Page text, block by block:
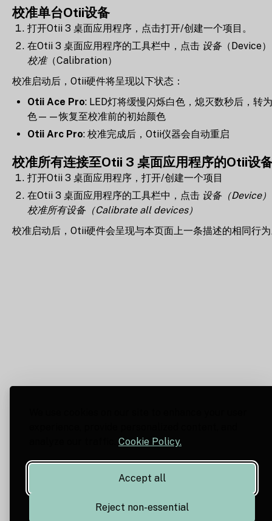
Cookie Policy.
Accept all
Reject non-essential
校准单台Otii设备
打开Otii 3 桌面应用程序，点击打开/创建一个项目。
在Otii 3 桌面应用程序的工具栏中，点击 设备（Device
校准（Calibration）
校准启动后，Otii硬件将呈现以下状态：
Otii Ace Pro: LED灯将缓慢闪烁白色，熄灭数秒后，转
色——恢复至校准前的初始颜色
Otii Arc Pro: 校准完成后，Otii仪器会自动重启
校准所有连接至Otii 3 桌面应用程序的Otii设
打开Otii 3 桌面应用程序，打开/创建一个项目
在Otii 3 桌面应用程序的工具栏中，点击 设备（Device）
校准所有设备（Calibrate all devices）
校准启动后，Otii硬件会呈现与本页面上一条描述的相同行